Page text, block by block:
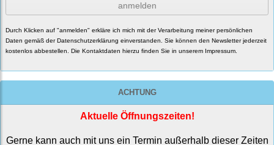
anmelden
Durch Klicken auf "anmelden" erkläre ich mich mit der Verarbeitung meiner persönlichen
Daten gemäß der Datenschutzerklärung einverstanden. Sie können den Newsletter jederzeit
kostenlos abbestellen. Die Kontaktdaten hierzu finden Sie in unserem Impressum.
ACHTUNG
Aktuelle Öffnungszeiten!
Gerne kann auch mit uns ein Termin außerhalb dieser Zeiten